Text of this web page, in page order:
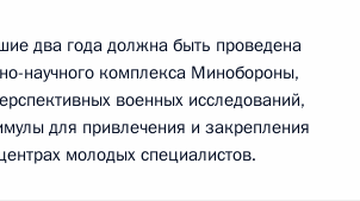
два года должна быть проведена
научного комплекса Минобороны,
военных исследований,
для привлечения и закрепления
молодых специалистов.